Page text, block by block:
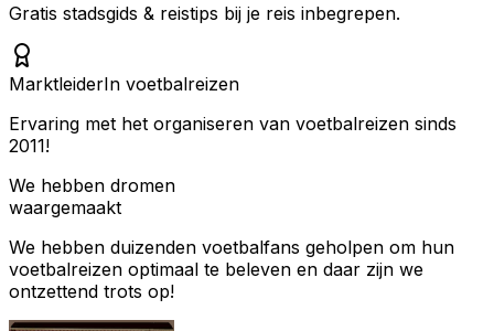
Gratis stadsgids & reistips bij je reis inbegrepen.
MarktleiderIn voetbalreizen
Ervaring met het organiseren van voetbalreizen sinds
2011!
We hebben dromen
waargemaakt
We hebben duizenden voetbalfans geholpen om hun
voetbalreizen optimaal te beleven en daar zijn we
ontzettend trots op!